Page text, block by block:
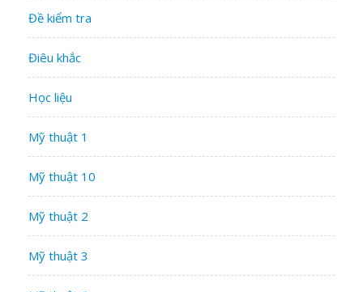
Đề kiểm tra
Điêu khắc
Học liệu
Mỹ thuật 1
Mỹ thuật 10
Mỹ thuật 2
Mỹ thuật 3